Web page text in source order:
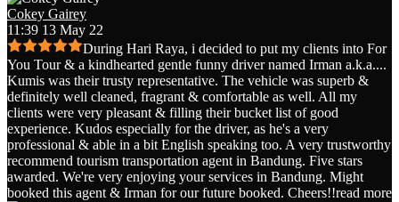
Cokey Gairey
11:39 13 May 22
During Hari Raya, i decided to put my clients into For
You Tour & a kindhearted gentle funny driver named Irman a.k.a....
Kumis was their trusty representative. The vehicle was superb &
definitely well cleaned, fragrant & comfortable as well. All my
clients were very pleasant & filling their bucket list of good
experience. Kudos especially for the driver, as he's a very
professional & able in a bit English speaking too. A very trustworthy
recommend tourism transportation agent in Bandung. Five stars
awarded. We're very enjoying your services in Bandung. Might
booked this agent & Irman for our future booked. Cheers!!read more